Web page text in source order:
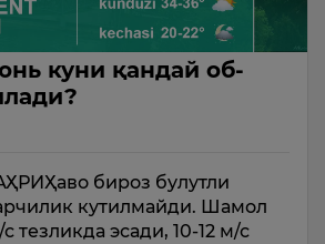
куни қандай об-
бироз булутли
кутилмайди. Шамол
тезликда эсади, 10-12 м/с